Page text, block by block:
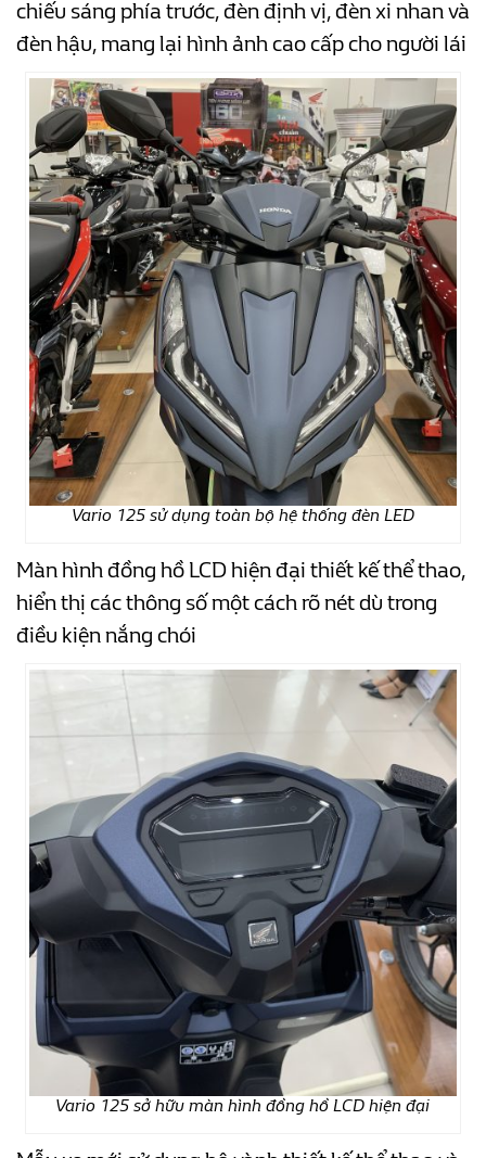
chiếu sáng phía trước, đèn định vị, đèn xi nhan và
đèn hậu, mang lại hình ảnh cao cấp cho người lái
Vario 125 sử dụng toàn bộ hệ thống đèn LED
Màn hình đồng hồ LCD hiện đại thiết kế thể thao,
hiển thị các thông số một cách rõ nét dù trong
điều kiện nắng chói
Vario 125 sở hữu màn hình đồng hồ LCD hiện đại